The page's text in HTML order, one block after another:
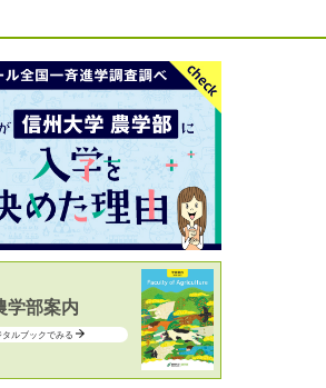
学部案内
タルブックでみる